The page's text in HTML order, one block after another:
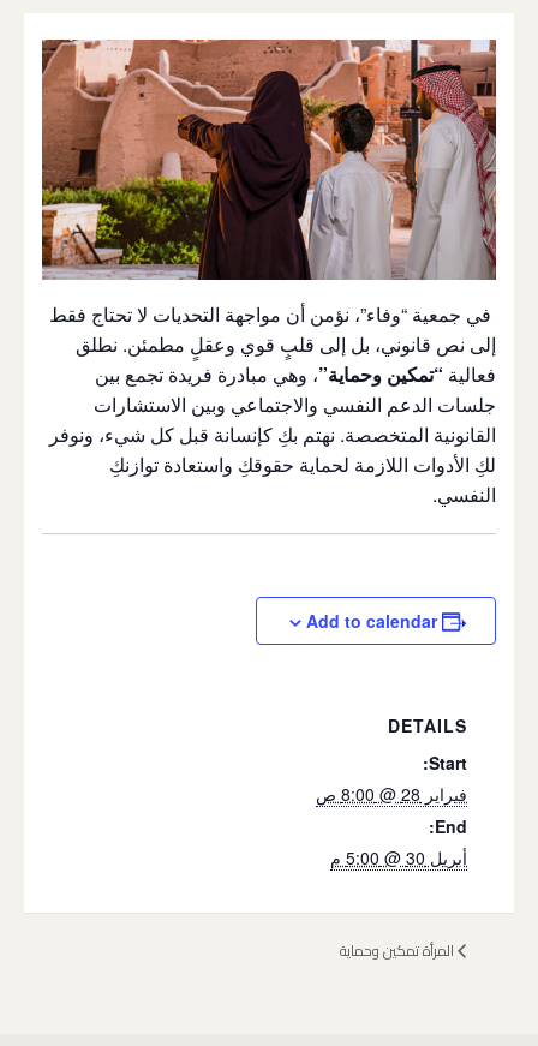
في جمعية “وفاء”، نؤمن أن مواجهة التحديات لا تحتاج فقط
إلى نص قانوني، بل إلى قلبٍ قوي وعقلٍ مطمئن. نطلق
فعالية “تمكين وحماية”، وهي مبادرة فريدة تجمع بين
جلسات الدعم النفسي والاجتماعي وبين الاستشارات
القانونية المتخصصة. نهتم بكِ كإنسانة قبل كل شيء، ونوفر
لكِ الأدوات اللازمة لحماية حقوقكِ واستعادة توازنكِ
النفسي.
Add to calendar
DETAILS
Start:
فبراير 28 @ 8:00 ص
End:
أبريل 30 @ 5:00 م
المرأة تمكين وحماية